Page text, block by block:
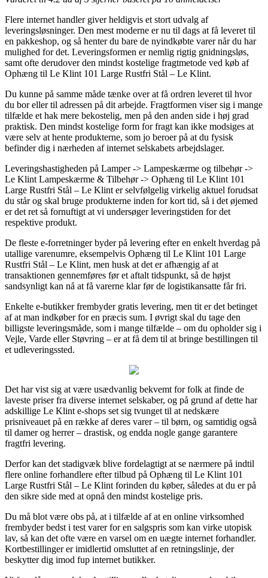
Flere internet handler giver heldigvis et stort udvalg af
leveringsløsninger. Den mest moderne er nu til dags at få leveret til
en pakkeshop, og så henter du bare de nyindkøbte varer når du har
mulighed for det. Leveringsformen er nemlig rigtig gnidningsløs,
samt ofte derudover den mindst kostelige fragtmetode ved køb af
Ophæng til Le Klint 101 Large Rustfri Stål – Le Klint.
Du kunne på samme måde tænke over at få ordren leveret til hvor
du bor eller til adressen på dit arbejde. Fragtformen viser sig i mange
tilfælde et hak mere bekostelig, men på den anden side i høj grad
praktisk. Den mindst kostelige form for fragt kan ikke modsiges at
være selv at hente produkterne, som jo beroer på at du fysisk
befinder dig i nærheden af internet selskabets arbejdslager.
Leveringshastigheden på Lamper -> Lampeskærme og tilbehør ->
Le Klint Lampeskærme & Tilbehør -> Ophæng til Le Klint 101
Large Rustfri Stål – Le Klint er selvfølgelig virkelig aktuel forudsat
du står og skal bruge produkterne inden for kort tid, så i det øjemed
er det ret så fornuftigt at vi undersøger leveringstiden for det
respektive produkt.
De fleste e-forretninger byder på levering efter en enkelt hverdag på
utallige varenumre, eksempelvis Ophæng til Le Klint 101 Large
Rustfri Stål – Le Klint, men husk at det er afhængig af at
transaktionen gennemføres før et aftalt tidspunkt, så de højst
sandsynligt kan nå at få varerne klar før de logistikansatte får fri.
Enkelte e-butikker frembyder gratis levering, men tit er det betinget
af at man indkøber for en præcis sum. I øvrigt skal du tage den
billigste leveringsmåde, som i mange tilfælde – om du opholder sig i
Vejle, Varde eller Støvring – er at få dem til at bringe bestillingen til
et udleveringssted.
Det har vist sig at være usædvanlig bekvemt for folk at finde de
laveste priser fra diverse internet selskaber, og på grund af dette har
adskillige Le Klint e-shops set sig tvunget til at nedskære
prisniveauet på en række af deres varer – til børn, og samtidig også
til damer og herrer – drastisk, og endda nogle gange garantere
fragtfri levering.
Derfor kan det stadigvæk blive fordelagtigt at se nærmere på indtil
flere online forhandlere efter tilbud på Ophæng til Le Klint 101
Large Rustfri Stål – Le Klint forinden du køber, således at du er på
den sikre side med at opnå den mindst kostelige pris.
Du må blot være obs på, at i tilfælde af at en online virksomhed
frembyder bedst i test varer for en salgspris som kan virke utopisk
lav, så kan det ofte være en varsel om en uægte internet forhandler.
Kortbestillinger er imidlertid omsluttet af en retningslinje, der
beskytter dig imod fup internet butikker.